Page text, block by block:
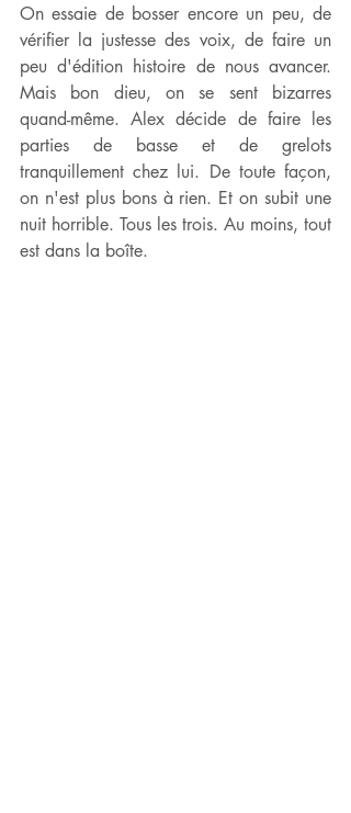
On essaie de bosser encore un peu, de
vérifier la justesse des voix, de faire un
peu d'édition histoire de nous avancer.
Mais bon dieu, on se sent bizarres
quand-même. Alex décide de faire les
parties de basse et de grelots
tranquillement chez lui. De toute façon,
on n'est plus bons à rien. Et on subit une
nuit horrible. Tous les trois. Au moins, tout
est dans la boîte.